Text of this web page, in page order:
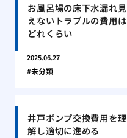
お風呂場の床下水漏れ見
えないトラブルの費用は
どれくらい
2025.06.27
未分類
井戸ポンプ交換費用を理
解し適切に進める